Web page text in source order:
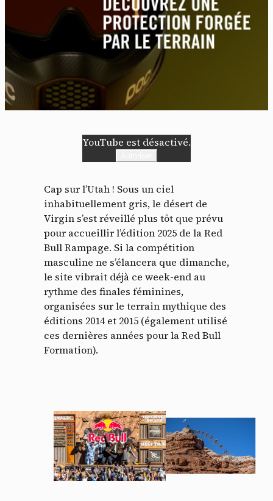
YouTube est désactivé.
Cap sur l’Utah ! Sous un ciel
inhabituellement gris, le désert de
Virgin s’est réveillé plus tôt que prévu
pour accueillir l’édition 2025 de la Red
Bull Rampage. Si la compétition
masculine ne s’élancera que dimanche,
le site vibrait déjà ce week-end au
rythme des finales féminines,
organisées sur le terrain mythique des
éditions 2014 et 2015 (également utilisé
ces dernières années pour la Red Bull
Formation).